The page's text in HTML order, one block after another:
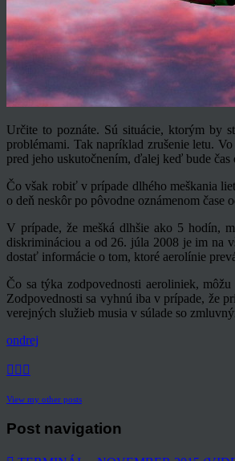
Určite to poznáte. Sú situácie, ktorým by
problémami. Tak napríklad zrušenie letu.
pred jeho uskutočnením, ďalej keď bude
Čo však robiť v prípade dlhého meškania
o deň neskôr po pôvodne oznámenom čase
V prípade, že mešká dlhšie ako 5 hodín,
diskrimináciou a od 26. júla 2008 je im na
dostať informácie o tom, ktoré aerolínie
Čo sa týka zodpovednosti aeroliniek,
Zodpovednosti sa vyhnú iba v prípade, že
verejných služieb musia v súlade so
ondrej
View my other posts
Post navigation